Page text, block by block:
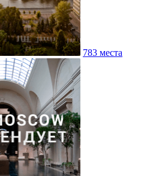
783 места